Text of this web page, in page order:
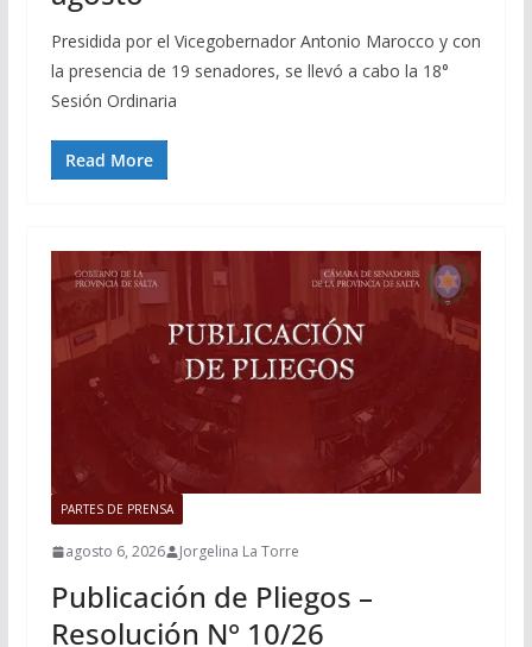
Presidida por el Vicegobernador Antonio Marocco y con
la presencia de 19 senadores, se llevó a cabo la 18°
Sesión Ordinaria
Read More
PARTES DE PRENSA
agosto 6, 2026 Jorgelina La Torre
Publicación de Pliegos –
Resolución N° 10/26